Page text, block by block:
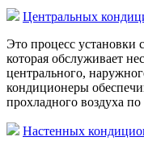
Центральных
Это процесс установки
которая обслуживает
центрального,
кондиционеры
прохладного воздуха
Настенных